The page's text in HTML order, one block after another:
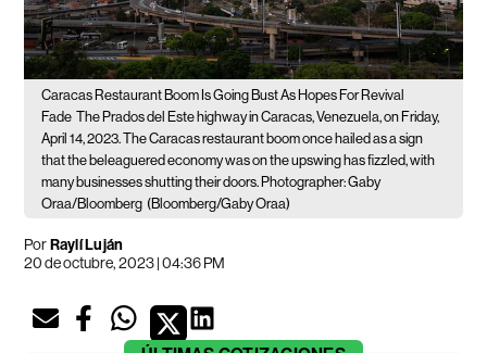
Caracas Restaurant Boom Is Going Bust As Hopes For Revival
Fade The Prados del Este highway in Caracas, Venezuela, on Friday,
April 14, 2023. The Caracas restaurant boom once hailed as a sign
that the beleaguered economy was on the upswing has fizzled, with
many businesses shutting their doors. Photographer: Gaby
Oraa/Bloomberg (Bloomberg/Gaby Oraa)
PorRaylí Luján
20 de octubre, 2023 | 04:36 PM